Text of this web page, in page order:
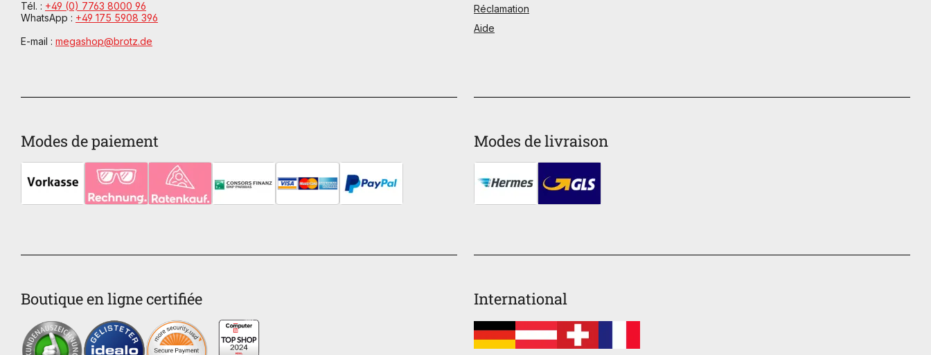
Tél. : +49 (0) 7763 8000 96
WhatsApp : +49 175 5908 396
E-mail : megashop@brotz.de
Boutique en ligne certifiée
Modes de paiement Modes de livraison
International
Réclamation
Aide